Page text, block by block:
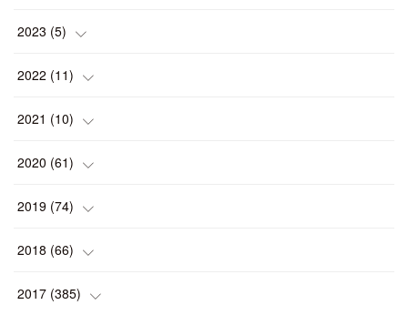
(1
( 2)
( 1)
)
(1
( 1)
(1)
(2)
)
2023 (5)
( 1)
(2)
(1)
(1)
2022 (11)
(1)
(2)
(4)
(1)
2021 (10)
(2)
(2)
(1)
(2)
2020 (61)
(1)
(1)
(2)
2019 (74)
(10
(7)
2018 (66)
(7)
2017 (385)